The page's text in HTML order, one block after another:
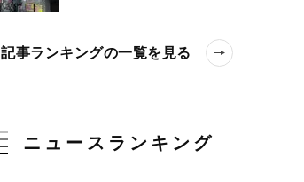
記事ランキングの一覧を見る
ニュースランキング